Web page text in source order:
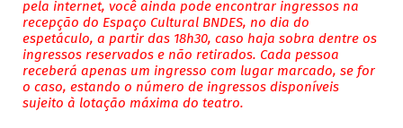
pela internet, você ainda pode encontrar ingressos na
recepção do Espaço Cultural BNDES, no dia do
espetáculo, a partir das 18h30, caso haja sobra dentre os
ingressos reservados e não retirados. Cada pessoa
receberá apenas um ingresso com lugar marcado, se for
o caso, estando o número de ingressos disponíveis
sujeito à lotação máxima do teatro.